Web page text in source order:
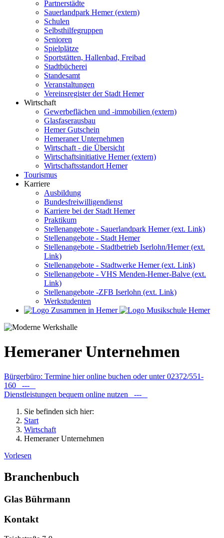
Partnerstädte
Sauerlandpark Hemer (extern)
Schulen
Selbsthilfegruppen
Senioren
Spielplätze
Sportstätten, Hallenbad, Freibad
Stadtbücherei
Standesamt
Veranstaltungen
Vereinsregister der Stadt Hemer
Wirtschaft
Gewerbeflächen und -immobilien (extern)
Glasfaserausbau
Hemer Gutschein
Hemeraner Unternehmen
Wirtschaft - die Übersicht
Wirtschaftsinitiative Hemer (extern)
Wirtschaftsstandort Hemer
Tourismus
Karriere
Ausbildung
Bundesfreiwilligendienst
Karriere bei der Stadt Hemer
Praktikum
Stellenangebote - Sauerlandpark Hemer (ext. Link)
Stellenangebote - Stadt Hemer
Stellenangebote - Stadtbetrieb Iserlohn/Hemer (ext.
Link)
Stellenangebote - Stadtwerke Hemer (ext. Link)
Stellenangebote - VHS Menden-Hemer-Balve (ext.
Link)
Stellenangebote -ZFB Iserlohn (ext. Link)
Werkstudenten
Hemeraner Unternehmen
Bürgerbüro: Termine hier online buchen oder unter 02372/551-
160 ---
Dienstleistungen bequem online nutzen ---
Sie befinden sich hier:
Start
Wirtschaft
Hemeraner Unternehmen
Vorlesen
Branchenbuch
Glas Bührmann
Kontakt